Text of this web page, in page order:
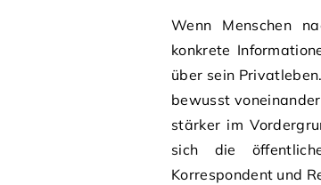
Wenn Menschen
konkrete
über sein
bewusst
stärker im
sich die
Korrespondent und